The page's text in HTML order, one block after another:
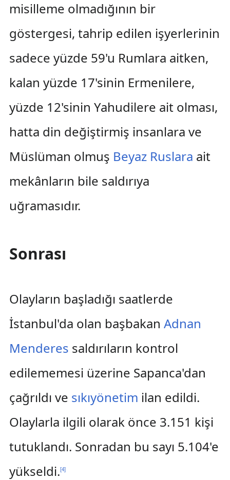
misilleme olmadığının bir
göstergesi, tahrip edilen işyerlerinin
sadece yüzde 59'u Rumlara aitken,
kalan yüzde 17'sinin Ermenilere,
yüzde 12'sinin Yahudilere ait olması,
hatta din değiştirmiş insanlara ve
Müslüman olmuş Beyaz Ruslara ait
mekânların bile saldırıya
uğramasıdır.
Sonrası
Olayların başladığı saatlerde
İstanbul'da olan başbakan Adnan
Menderes saldırıların kontrol
edilememesi üzerine Sapanca'dan
çağrıldı ve sıkıyönetim ilan edildi.
Olaylarla ilgili olarak önce 3.151 kişi
tutuklandı. Sonradan bu sayı 5.104'e
yükseldi.[4]